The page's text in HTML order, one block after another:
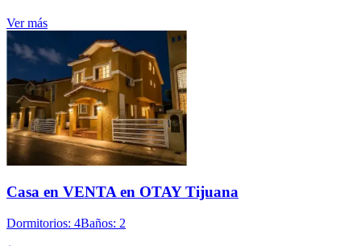
Ver más
Casa en VENTA en OTAY Tijuana
Dormitorios: 4Baños: 2